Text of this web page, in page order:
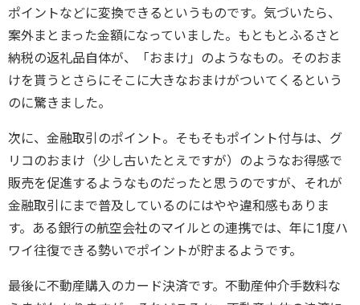
ポイントなどに変換できるというものです。気づいたら、
案外まとまった金額になっていました。もともとふるさと
納税の返礼品自体が、「おまけ」のようなもの。そのおま
けを貰うとさらにそこに大きなおまけがついてくるという
のに驚きました。
次に、金融取引のポイント。そもそもポイント付与は、グ
リコのおまけ（少し古いたとえですが）のようなお得感で
販売を促進するようなものだったと思うのですが、それが
金融取引にまで普及しているのにはやや違和感もありま
す。ある銀行の航空会社のマイルとの連携では、年に1度ハ
ワイ往復できる勢いでポイントが貯まるようです。
最後に不動産購入のカード決済です。不動産仲介手数料な